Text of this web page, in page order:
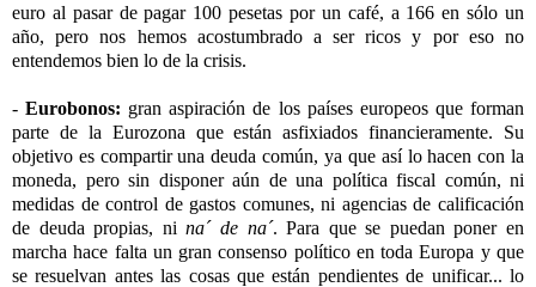
euro al pasar de pagar 100 pesetas por un café, a 166 en sólo un
año, pero nos hemos acostumbrado a ser ricos y por eso no
entendemos bien lo de la crisis.
-Eurobonos: gran aspiración de los países europeos que forman
parte de la Eurozona que están asfixiados financieramente. Su
objetivo es compartir una deuda común, ya que así lo hacen con la
moneda, pero sin disponer aún de una política fiscal común, ni
medidas de control de gastos comunes, ni agencias de calificación
de deuda propias, nina´ de na´. Para que se puedan poner en
marcha hace falta un gran consenso político en toda Europa y que
se resuelvan antes las cosas que están pendientes de unificar... lo